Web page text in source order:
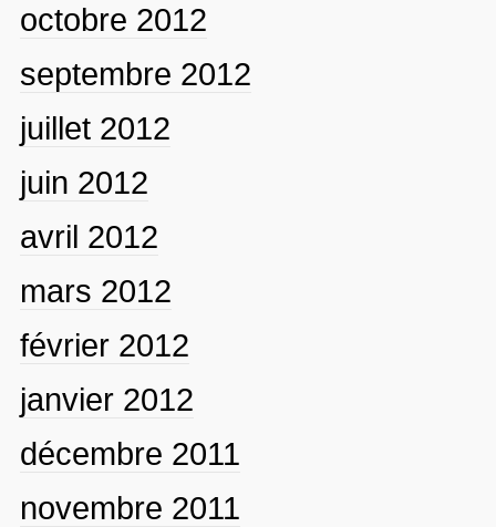
octobre 2012
septembre 2012
juillet 2012
juin 2012
avril 2012
mars 2012
février 2012
janvier 2012
décembre 2011
novembre 2011